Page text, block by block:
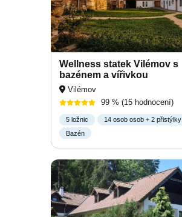
Wellness statek Vilémov s
bazénem a vířivkou
Vilémov
99 % (15 hodnocení)
5 ložnic 14 osob osob + 2 přistýlky
Bazén